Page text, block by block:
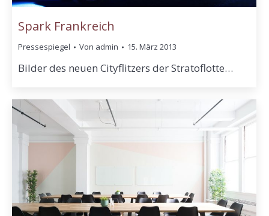
Spark Frankreich
Pressespiegel Von admin 15. März 2013
Bilder des neuen Cityflitzers der Stratoflotte…